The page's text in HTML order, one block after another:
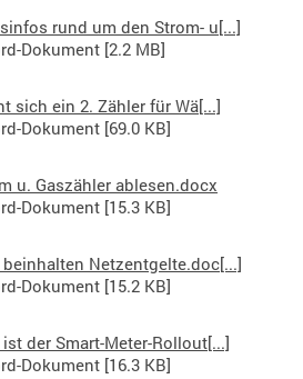
rund um den Strom- u[...]
Dokument [2.2 MB]
sich ein 2. Zähler für Wä[...]
Dokument [69.0 KB]
u. Gaszähler ablesen.docx
Dokument [15.3 KB]
beinhalten Netzentgelte.doc[...]
Dokument [15.2 KB]
ist der Smart-Meter-Rollout[...]
Dokument [16.3 KB]